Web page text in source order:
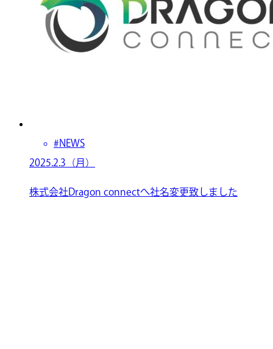
#NEWS
2025.2.3（月）
株式会社Dragon connectへ社名変更致しました